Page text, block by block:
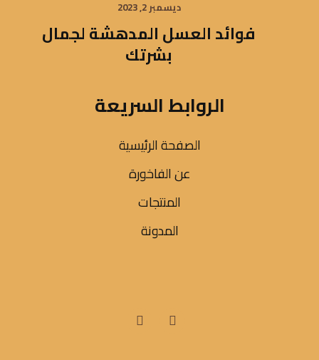
ديسمبر 2, 2023
فوائد العسل المدهشة لجمال
بشرتك
الروابط السريعة
الصفحة الرئيسية
عن الفاخورة
المنتجات
المدونة